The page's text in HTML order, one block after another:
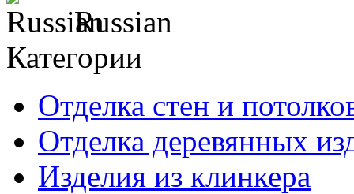
Russian
Категории
Отделка стен и
Отделка деревянных
Изделия из клинкера